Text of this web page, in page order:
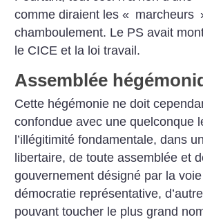
comme diraient les « marcheurs
chamboulement. Le PS avait
le CICE et la loi travail.
Assemblée
Cette hégémonie ne doit
confondue avec une quelconque
l’illégitimité fondamentale, dans
libertaire, de toute assemblée et
gouvernement désigné par la
démocratie représentative,
pouvant toucher le plus grand